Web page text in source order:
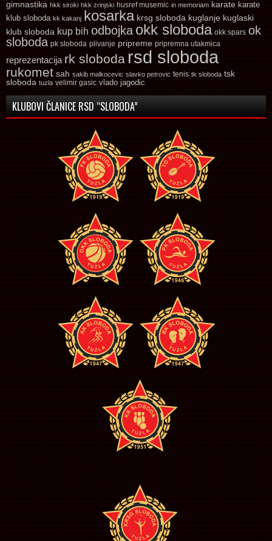
gimnastika hkk siroki hkk zrinjski husref musemic in memoriam karate karate
klub sloboda kk kakanj kosarka krsg sloboda kuglanje kuglaski
klub sloboda kup bih odbojka okk sloboda okk spars ok
sloboda pk sloboda plivanje pripreme pripremna utakmica
reprezentacija rk sloboda rsd sloboda
rukomet sah sakib malkocevic slavko petrovic tenis tk sloboda tsk
sloboda tuzla velimir gasic vlado jagodic
KLUBOVI ČLANICE RSD “SLOBODA”